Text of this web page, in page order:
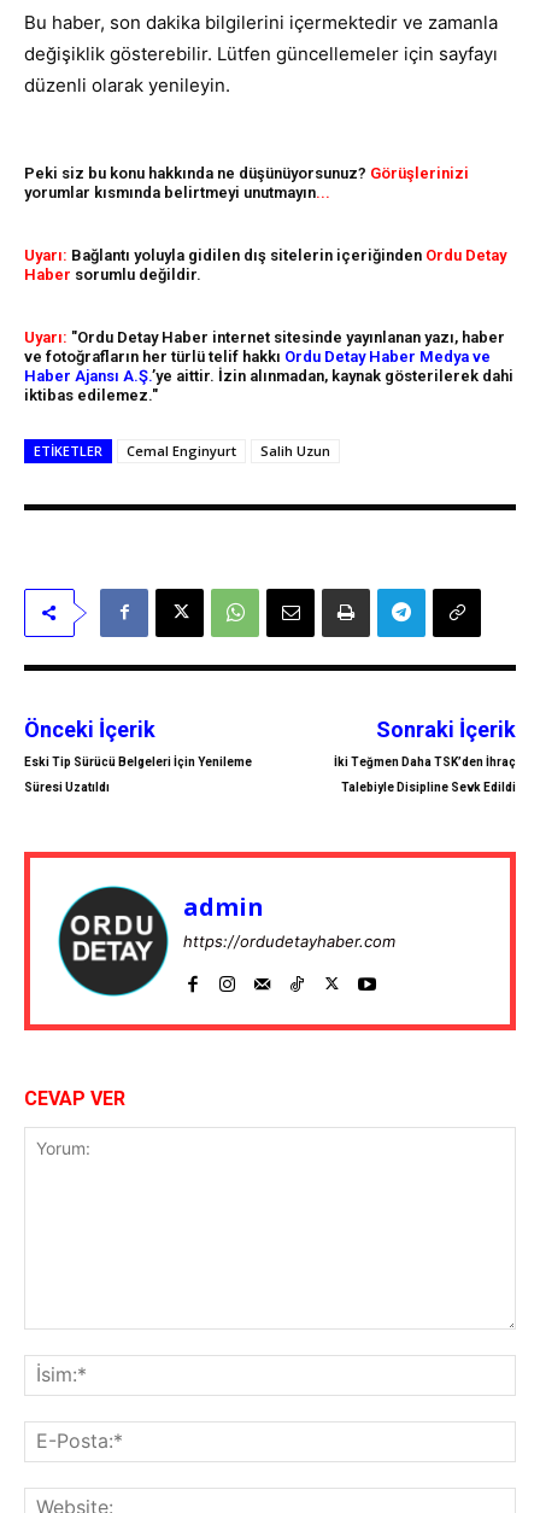
Bu haber, son dakika bilgilerini içermektedir ve zamanla
değişiklik gösterebilir. Lütfen güncellemeler için sayfayı
düzenli olarak yenileyin.
Peki siz bu konu hakkında ne düşünüyorsunuz? Görüşlerinizi
yorumlar kısmında belirtmeyi unutmayın...
Uyarı: Bağlantı yoluyla gidilen dış sitelerin içeriğinden Ordu Detay
Haber sorumlu değildir.
Uyarı: "Ordu Detay Haber internet sitesinde yayınlanan yazı, haber
ve fotoğrafların her türlü telif hakkı Ordu Detay Haber Medya ve
Haber Ajansı A.Ş.’ye aittir. İzin alınmadan, kaynak gösterilerek dahi
iktibas edilemez."
ETIKETLER Cemal Enginyurt Salih Uzun
Önceki İçerik
Eski Tip Sürücü Belgeleri İçin Yenileme
Süresi Uzatıldı
Sonraki İçerik
İki Teğmen Daha TSK’den İhraç
Talebiyle Disipline Sevk Edildi
admin
https://ordudetayhaber.com
CEVAP VER